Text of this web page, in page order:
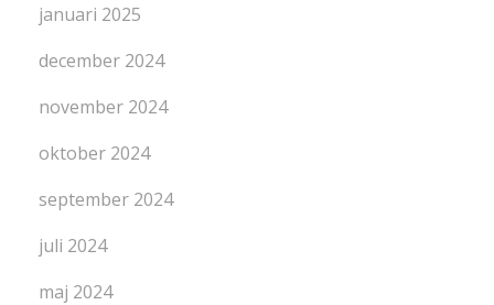
januari 2025
december 2024
november 2024
oktober 2024
september 2024
juli 2024
maj 2024